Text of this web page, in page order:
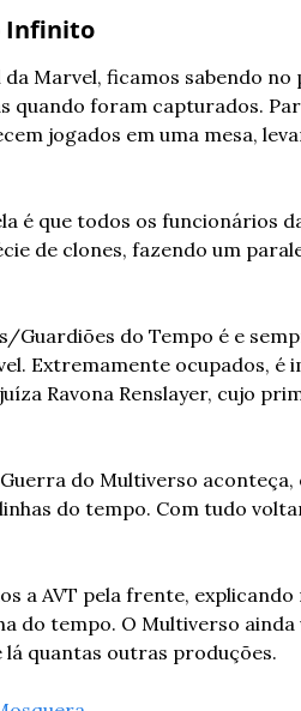
Infinito
da Marvel, ficamos sabendo
quando foram capturados.
jogados em uma mesa,
é que todos os funcionários
de clones, fazendo um
Guardiões do Tempo é e
Extremamente ocupados, é
Ravona Renslayer, cujo
do Multiverso
do tempo. Com tudo
a AVT pela frente,
do tempo. O Multiverso
lá quantas outras produções.